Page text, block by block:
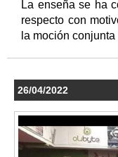
La enseña se ha
respecto con
la moción
26/04/2022